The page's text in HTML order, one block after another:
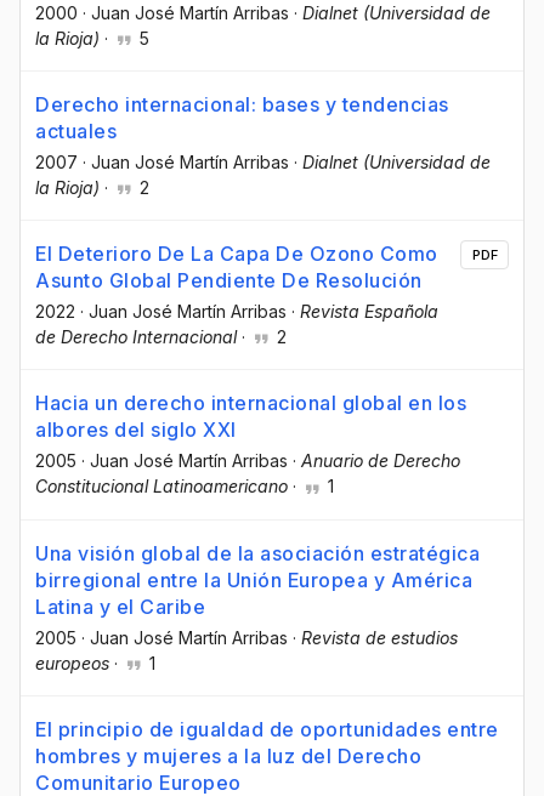
2000 · Juan José Martín Arribas · Dialnet (Universidad de
la Rioja) · 5
Derecho internacional: bases y tendencias
actuales
2007 · Juan José Martín Arribas · Dialnet (Universidad de
la Rioja) · 2
El Deterioro De La Capa De Ozono Como
Asunto Global Pendiente De Resolución
2022 · Juan José Martín Arribas · Revista Española
de Derecho Internacional· 2
PDF
Hacia un derecho internacional global en los
albores del siglo XXI
2005 · Juan José Martín Arribas · Anuario de Derecho
Constitucional Latinoamericano · 1
Una visión global de la asociación estratégica
birregional entre la Unión Europea y América
Latina y el Caribe
2005 · Juan José Martín Arribas · Revista de estudios
europeos · 1
El principio de igualdad de oportunidades entre
hombres y mujeres a la luz del Derecho
Comunitario Europeo